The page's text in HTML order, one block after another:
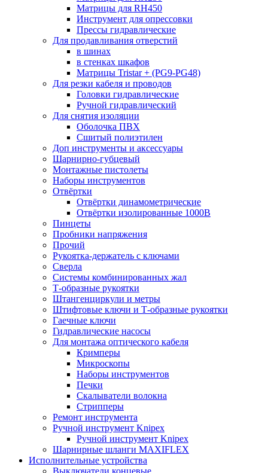
Матрицы для RH450
Инструмент для опрессовки
Прессы гидравлические
Для продавливания отверстий
в шинах
в стенках шкафов
Матрицы Tristar + (PG9-PG48)
Для резки кабеля и проводов
Головки гидравлические
Ручной гидравлический
Для снятия изоляции
Оболочка ПВХ
Сшитый полиэтилен
Доп инструменты и аксессуары
Шарнирно-губцевый
Монтажные пистолеты
Наборы инструментов
Отвёртки
Отвёртки динамометрические
Отвёртки изолированные 1000В
Пинцеты
Пробники напряжения
Прочий
Рукоятка-держатель с ключами
Сверла
Системы комбинированных жал
Т-образные рукоятки
Штангенциркули и метры
Штифтовые ключи и Т-образные рукоятки
Гаечные ключи
Гидравлические насосы
Для монтажа оптического кабеля
Кримперы
Микроскопы
Наборы инструментов
Печки
Скалыватели волокна
Стрипперы
Ремонт инструмента
Ручной инструмент Knipex
Ручной инструмент Knipex
Шарнирные шланги MAXIFLEX
Исполнительные устройства
Выключатели концевые